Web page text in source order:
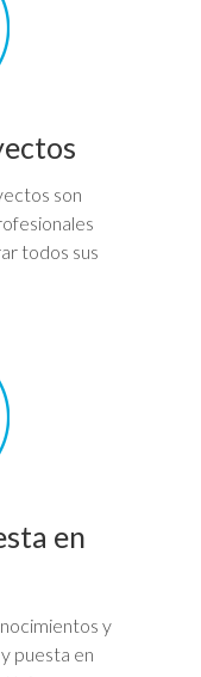
son
todos sus
en
y
puesta en